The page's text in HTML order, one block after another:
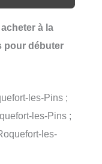
à la
pour débuter
les-Pins ;
les-Pins ;
les-